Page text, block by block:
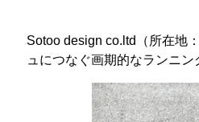
Sotoo design co.ltd（所在地
ュにつなぐ画期的なランニ